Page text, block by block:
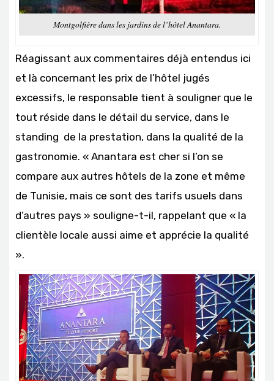
Montgolfière dans les jardins de l’hôtel Anantara.
Réagissant aux commentaires déjà entendus ici
et là concernant les prix de l’hôtel jugés
excessifs, le responsable tient à souligner que le
tout réside dans le détail du service, dans le
standing de la prestation, dans la qualité de la
gastronomie. « Anantara est cher si l’on se
compare aux autres hôtels de la zone et même
de Tunisie, mais ce sont des tarifs usuels dans
d’autres pays » souligne-t-il, rappelant que « la
clientèle locale aussi aime et apprécie la qualité
».